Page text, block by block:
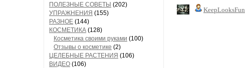
ПОЛЕЗНЫЕ СОВЕТЫ (202)
УПРАЖНЕНИЯ (155)
РАЗНОЕ (144)
КОСМЕТИКА (128)
Косметика своими руками (100)
Отзывы о косметике (2)
ЦЕЛЕБНЫЕ РАСТЕНИЯ (106)
ВИДЕО (106)
KeepLooksFun